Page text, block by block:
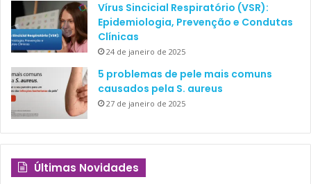
Vírus Sincicial Respiratório (VSR):
Epidemiologia, Prevenção e Condutas
Clínicas
24 de janeiro de 2025
5 problemas de pele mais comuns
causados pela S. aureus
27 de janeiro de 2025
Últimas Novidades